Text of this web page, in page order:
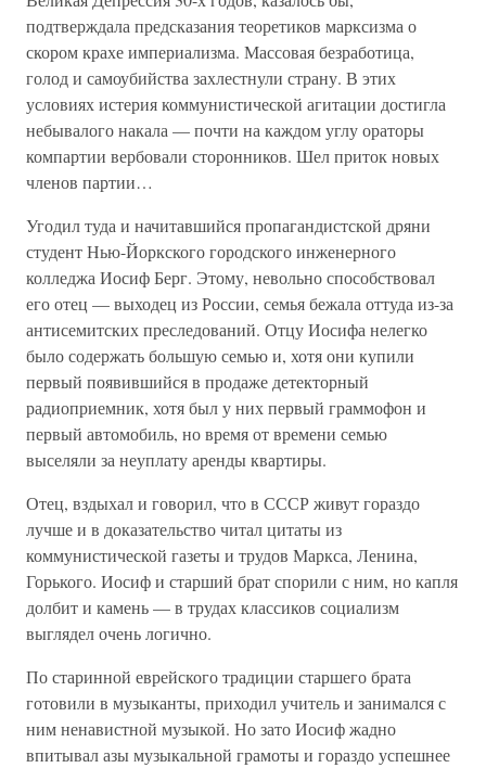
подтверждала предсказания теоретиков марксизма о
скором крахе империализма. Массовая безработица,
голод и самоубийства захлестнули страну. В этих
условиях истерия коммунистической агитации достигла
небывалого накала — почти на каждом углу ораторы
компартии вербовали сторонников. Шел приток новых
членов партии…
Угодил туда и начитавшийся пропагандистской дряни
студент Нью-Йоркского городского инженерного
колледжа Иосиф Берг. Этому, невольно способствовал
его отец — выходец из России, семья бежала оттуда из-за
антисемитских преследований. Отцу Иосифа нелегко
было содержать большую семью и, хотя они купили
первый появившийся в продаже детекторный
радиоприемник, хотя был у них первый граммофон и
первый автомобиль, но время от времени семью
выселяли за неуплату аренды квартиры.
Отец, вздыхал и говорил, что в СССР живут гораздо
лучше и в доказательство читал цитаты из
коммунистической газеты и трудов Маркса, Ленина,
Горького. Иосиф и старший брат спорили с ним, но капля
долбит и камень — в трудах классиков социализм
выглядел очень логично.
По старинной еврейского традиции старшего брата
готовили в музыканты, приходил учитель и занимался с
ним ненавистной музыкой. Но зато Иосиф жадно
впитывал азы музыкальной грамоты и гораздо успешнее